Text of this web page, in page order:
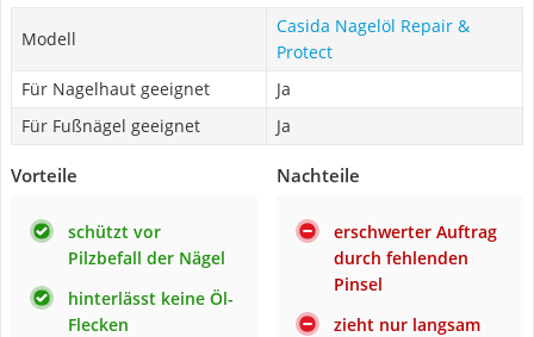
Modell
Casida Nagelöl Repair &
Protect
Für Nagelhaut geeignet
Ja
Für Fußnägel geeignet
Ja
Vorteile
schützt vor
Pilzbefall der Nägel
hinterlässt keine Öl-
Flecken
Nachteile
erschwerter Auftrag
durch fehlenden
Pinsel
zieht nur langsam